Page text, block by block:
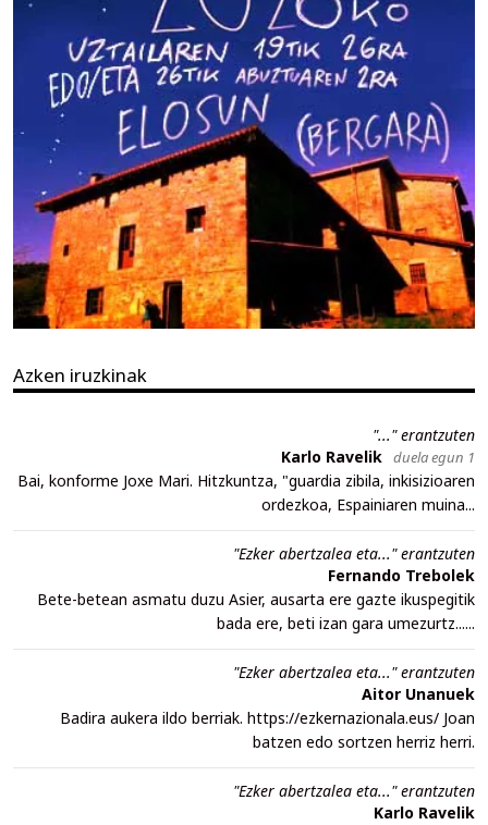
Azken iruzkinak
"..." erantzuten
Karlo Ravelik duela egun 1
Bai, konforme Joxe Mari. Hitzkuntza, "guardia zibila, inkisizioaren
ordezkoa, Espainiaren muina...
"Ezker abertzalea eta..." erantzuten
Fernando Trebolek
Bete-betean asmatu duzu Asier, ausarta ere gazte ikuspegitik
bada ere, beti izan gara umezurtz......
"Ezker abertzalea eta..." erantzuten
Aitor Unanuek
Badira aukera ildo berriak. https://ezkernazionala.eus/ Joan
batzen edo sortzen herriz herri.
"Ezker abertzalea eta..." erantzuten
Karlo Ravelik